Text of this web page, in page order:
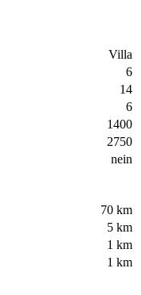
Villa
6
14
6
1400
2750
nein
70 km
5 km
1 km
1 km